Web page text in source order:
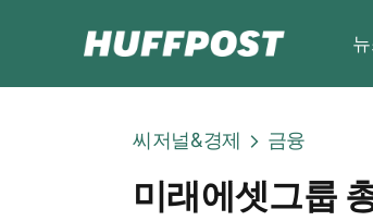
씨저널&경제 금융
미래에셋그룹